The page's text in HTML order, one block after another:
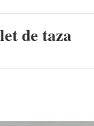
de taza